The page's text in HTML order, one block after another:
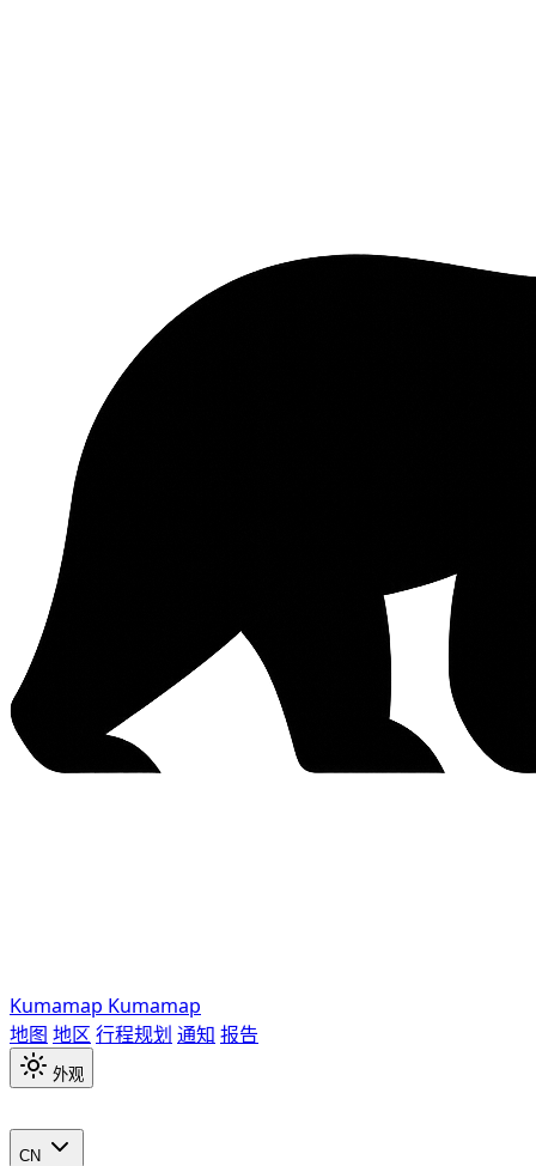
Kumamap Kumamap
地图 地区 行程规划 通知 报告
外观
CN